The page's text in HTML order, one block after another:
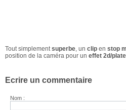
Tout simplementsuperbe, un clip en stop
position de la caméra pour un effet 2d/
Ecrire un commentaire
Nom :